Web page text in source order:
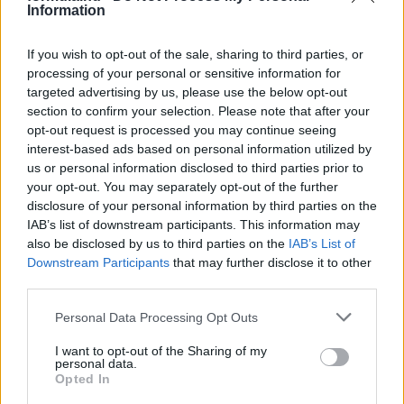
Information
If you wish to opt-out of the sale, sharing to third parties, or
processing of your personal or sensitive information for
targeted advertising by us, please use the below opt-out
section to confirm your selection. Please note that after your
opt-out request is processed you may continue seeing
interest-based ads based on personal information utilized by
us or personal information disclosed to third parties prior to
your opt-out. You may separately opt-out of the further
disclosure of your personal information by third parties on the
IAB’s list of downstream participants. This information may
also be disclosed by us to third parties on the IAB’s List of
Downstream Participants that may further disclose it to other
Please note that this website/app uses one or more Google
not limited to your visit or usage behaviour. You may click to
grant or deny consent to Google and its third-party tags to
use your data for below specified purposes in below Google
Personal Data Processing Opt Outs
I want to opt-out of the Sharing of my
personal data.
Opted In
2023. június 20. kedd, 14:35
Brundle: A Red Bull támogatni fogja Perezt,
mert nem akar belviszályt